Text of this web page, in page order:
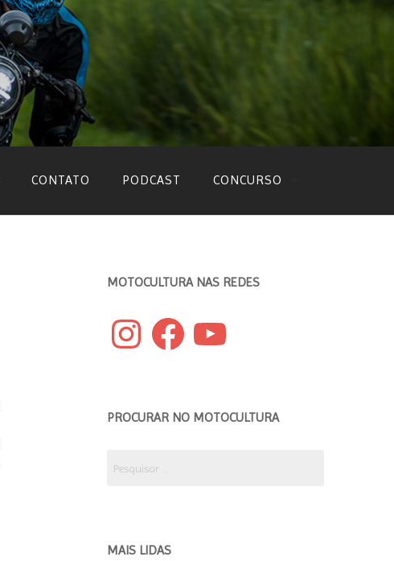
CONTATO PODCAST CONCURSO
EDIÇÃO 2019
MOTOCULTURA NAS REDES
InstagramFacebookYouTube
PROCURAR NO MOTOCULTURA
por:
MAIS LIDAS